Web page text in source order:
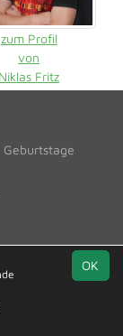
zum Profil
von
Niklas Fritz
Geburtstage
OK